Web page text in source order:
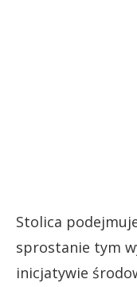
Stolica
sprostanie tym
inicjatywie